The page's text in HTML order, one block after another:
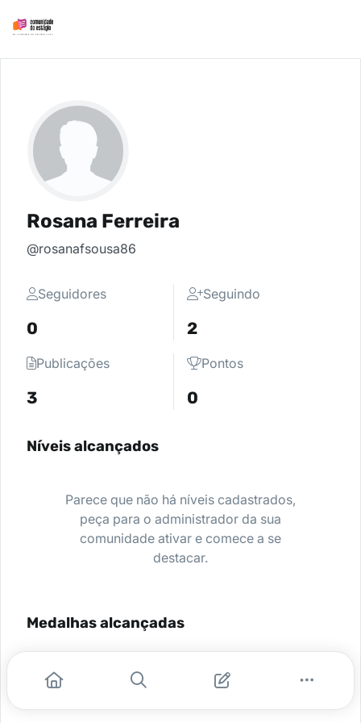
Rosana Ferreira
@rosanafsousa86
Seguidores
0
Seguindo
2
Publicações
3
Pontos
0
Níveis alcançados
Parece que não há níveis cadastrados,
peça para o administrador da sua
comunidade ativar e comece a se
destacar.
Medalhas alcançadas
Nenhuma medalha encontrada